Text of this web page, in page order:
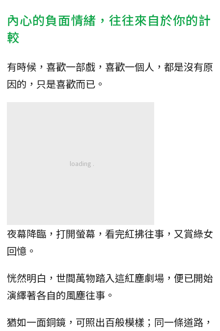
內心的負面情緒，往往來自於你的計
較
有時候，喜歡一部戲，喜歡一個人，都是沒有原
因的，只是喜歡而已。
夜幕降臨，打開螢幕，看完紅拂往事，又賞綠女
回憶。
恍然明白，世間萬物踏入這紅塵劇場，便已開始
演繹著各自的風塵往事。
猶如一面銅鏡，可照出百般模樣；同一條道路，